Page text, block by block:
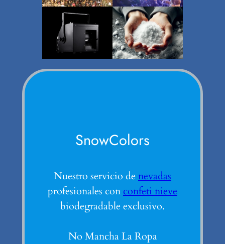
SnowColors
Nuestro servicio de nevadas
profesionales con confeti nieve
biodegradable exclusivo.
No Mancha La Ropa